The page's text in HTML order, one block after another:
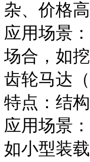
杂、价格
应用场景
场合，如
齿轮马达
特点：结
应用场景
如小型装